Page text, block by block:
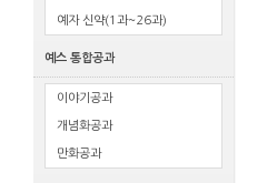
예자 신약(1과~26과)
예스 통합공과
이야기공과
개념화공과
만화공과